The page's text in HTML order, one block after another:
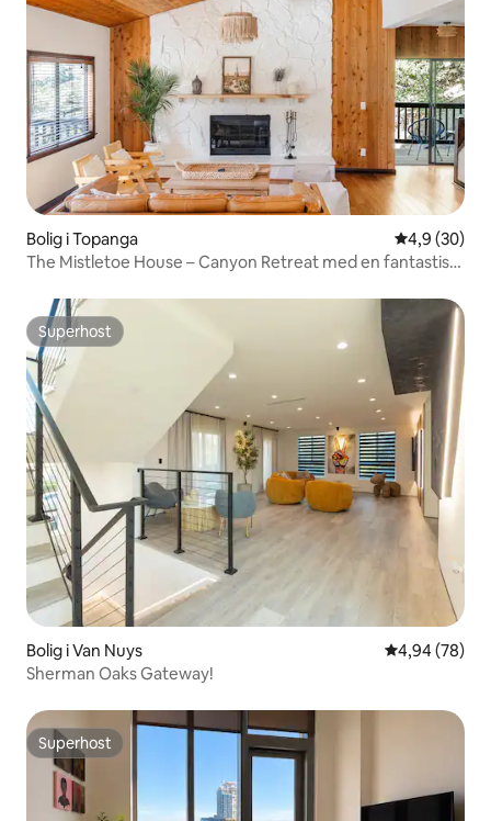
Bolig i Topanga 4,9 ud af 5 i
4,9 (30)
The Mistletoe House – Canyon Retreat med en fantastisk
Superhost
Superhost
Bolig i Van Nuys 4,94 ud af 5 i
4,94 (78)
Sherman Oaks Gateway!
Superhost
Superhost